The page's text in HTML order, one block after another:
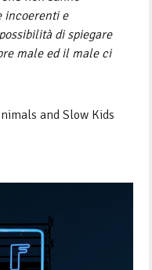
incoerenti e
di spiegare
male ed il male ci
and Slow Kids